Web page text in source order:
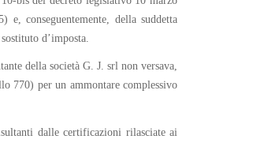
conseguentemente, della suddetta
d’imposta.
della società G. J. srl non versava,
770) per un ammontare complessivo
dalle certificazioni rilasciate ai